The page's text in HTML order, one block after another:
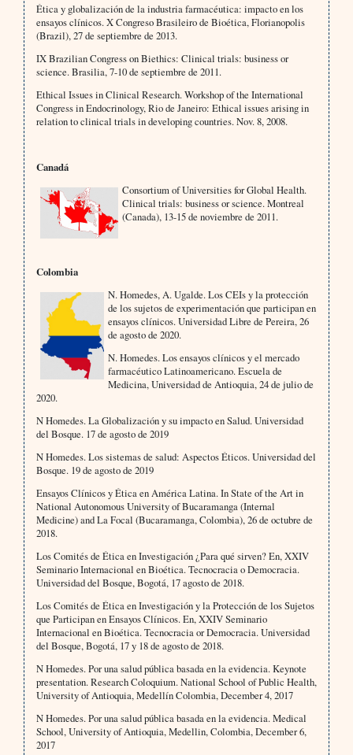
Ética y globalización de la industria farmacéutica: impacto en los
ensayos clínicos. X Congreso Brasileiro de Bioética, Florianopolis
(Brazil), 27 de septiembre de 2013.
IX Brazilian Congress on Biethics: Clinical trials: business or
science. Brasilia, 7-10 de septiembre de 2011.
Ethical Issues in Clinical Research. Workshop of the International
Congress in Endocrinology, Rio de Janeiro: Ethical issues arising in
relation to clinical trials in developing countries. Nov. 8, 2008.
Canadá
Consortium of Universities for Global Health.
Clinical trials: business or science. Montreal
(Canada), 13-15 de noviembre de 2011.
Colombia
N. Homedes, A. Ugalde. Los CEIs y la protección
de los sujetos de experimentación que participan en
ensayos clínicos. Universidad Libre de Pereira, 26
de agosto de 2020.
N. Homedes. Los ensayos clínicos y el mercado
farmacéutico Latinoamericano. Escuela de
Medicina, Universidad de Antioquia, 24 de julio de
2020.
N Homedes. La Globalización y su impacto en Salud. Universidad
del Bosque. 17 de agosto de 2019
N Homedes. Los sistemas de salud: Aspectos Éticos. Universidad del
Bosque. 19 de agosto de 2019
Ensayos Clínicos y Ética en América Latina. In State of the Art in
National Autonomous University of Bucaramanga (Internal
Medicine) and La Focal (Bucaramanga, Colombia), 26 de octubre de
2018.
Los Comités de Ética en Investigación ¿Para qué sirven? En, XXIV
Seminario Internacional en Bioética. Tecnocracia o Democracia.
Universidad del Bosque, Bogotá, 17 agosto de 2018.
Los Comités de Ética en Investigación y la Protección de los Sujetos
que Participan en Ensayos Clínicos. En, XXIV Seminario
Internacional en Bioética. Tecnocracia or Democracia. Universidad
del Bosque, Bogotá, 17 y 18 de agosto de 2018.
N Homedes. Por una salud pública basada en la evidencia. Keynote
presentation. Research Coloquium. National School of Public Health,
University of Antioquia, Medellín Colombia, December 4, 2017
N Homedes. Por una salud pública basada en la evidencia. Medical
School, University of Antioquia, Medellin, Colombia, December 6,
2017